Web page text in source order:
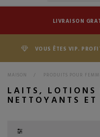
LIVRAISON
VOUS ÊTES VIP.
MAISON > PRODUITS POUR
LAITS, LOTIONS
NETTOYANTS